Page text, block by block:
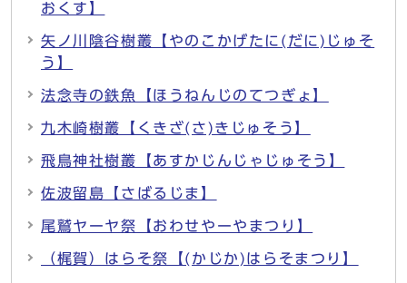
おくす】
矢ノ川陰谷樹叢【やのこかげたに(だに)じゅそ
う】
法念寺の鉄魚【ほうねんじのてつぎょ】
九木崎樹叢【くきざ(さ)きじゅそう】
飛鳥神社樹叢【あすかじんじゃじゅそう】
佐波留島【さばるじま】
尾鷲ヤーヤ祭【おわせやーやまつり】
（梶賀）はらそ祭【(かじか)はらそまつり】